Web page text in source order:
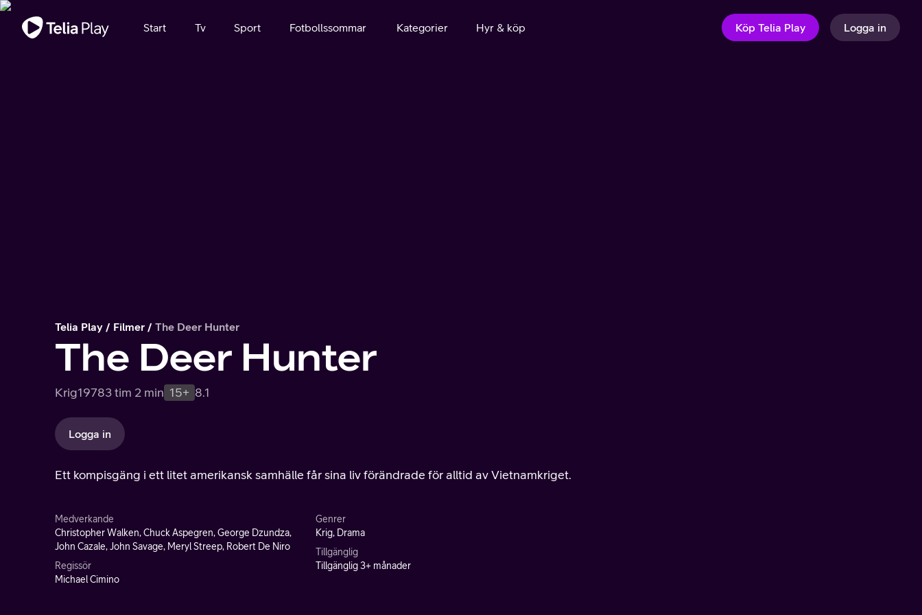
Viktigt meddelande
Start Tv Sport Fotbollssommar Kategorier Hyr & köp Köp Telia Play Logga in
Telia Play Filmer The Deer Hunter
The Deer Hunter
Krig19783 tim 2 min 15+ 8.1
Logga in
Ett kompisgäng i ett litet amerikansk samhälle får sina liv förändrade för alltid av Vietnamkriget.
Medverkande
Christopher Walken, Chuck Aspegren, George Dzundza,
John Cazale, John Savage, Meryl Streep, Robert De Niro
Regissör
Michael Cimino
Genrer
Krig, Drama
Tillgänglig
Tillgänglig 3+ månader